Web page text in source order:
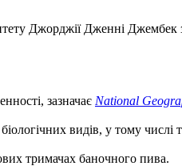
Джорджії Дженні
зазначає National
видів, у тому числі
тримачах баночного пива.